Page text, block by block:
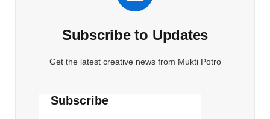
Subscribe to Updates
Get the latest creative news from Mukti Potro
Subscribe